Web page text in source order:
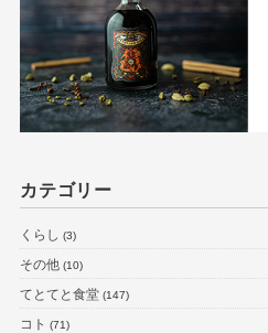
カテゴリー
くらし (3)
その他(10)
てとてと食堂(147)
コト (71)